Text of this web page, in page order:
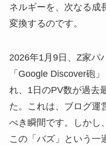
ネルギーを、次なる成
変換するのです。
2026年1月9日、Z家パ
「Google Discover砲
れ、1日のPV数が過去
た。これは、ブログ運
べき瞬間です。しかし
この「バズ」という一